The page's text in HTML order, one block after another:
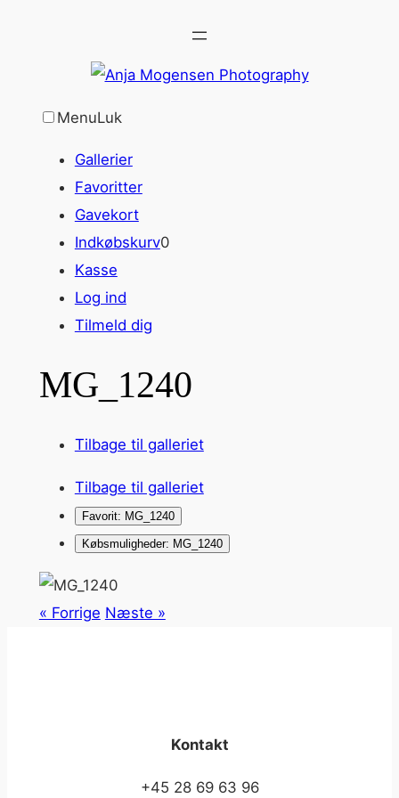
MenuLuk
Gallerier
Favoritter
Gavekort
Indkøbskurv0
Kasse
Log ind
Tilmeld dig
MG_1240
Tilbage til galleriet
Tilbage til galleriet
Favorit: MG_1240
Købsmuligheder: MG_1240
« Forrige Næste »
Kontakt
+45 28 69 63 96